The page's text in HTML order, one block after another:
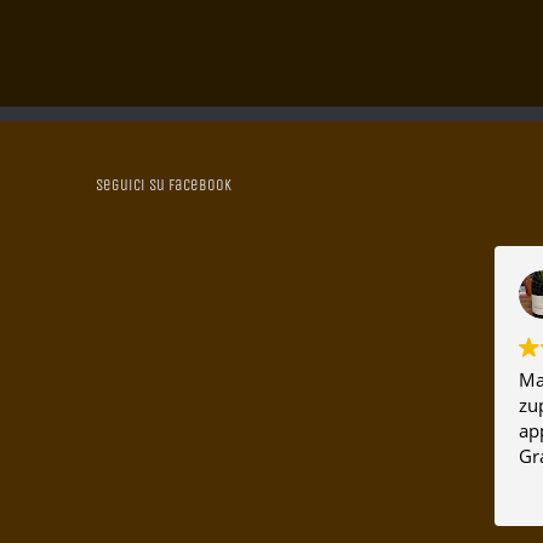
Seguici su Facebook